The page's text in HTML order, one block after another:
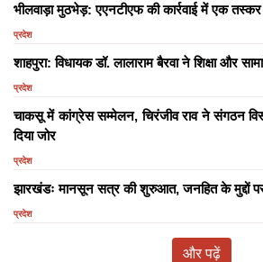
भीलवाड़ा मुठभेड़: एएनटीएफ की कार्रवाई में एक तस्कर
प्रदेश
शाहपुरा: विधायक डॉ. लालाराम बैरवा ने शिक्षा और
प्रदेश
चाकसू में कांग्रेस सम्मेलन, चिरंजीव राव ने संगठन
दिया जोर
प्रदेश
झारखंडः मानसून सत्र की शुरुआत, जनहित के मुद्दों पर
प्रदेश
और पढ़ें